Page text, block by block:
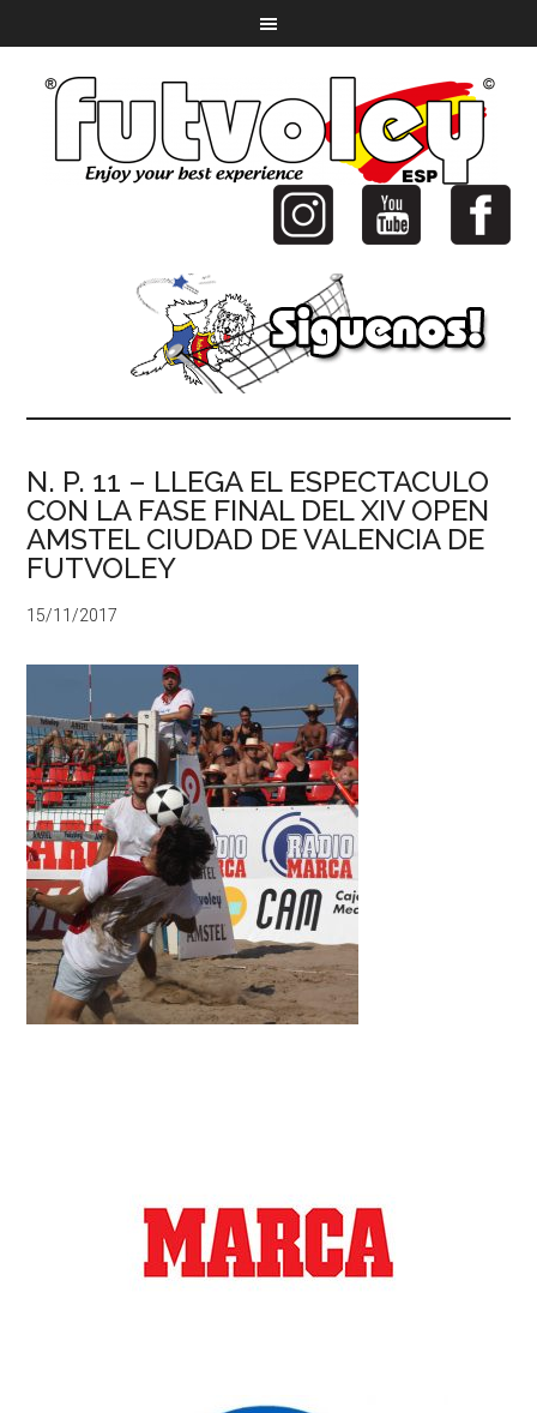
N. P. 11 – LLEGA EL ESPECTACULO
CON LA FASE FINAL DEL XIV OPEN
AMSTEL CIUDAD DE VALENCIA DE
FUTVOLEY
15/11/2017